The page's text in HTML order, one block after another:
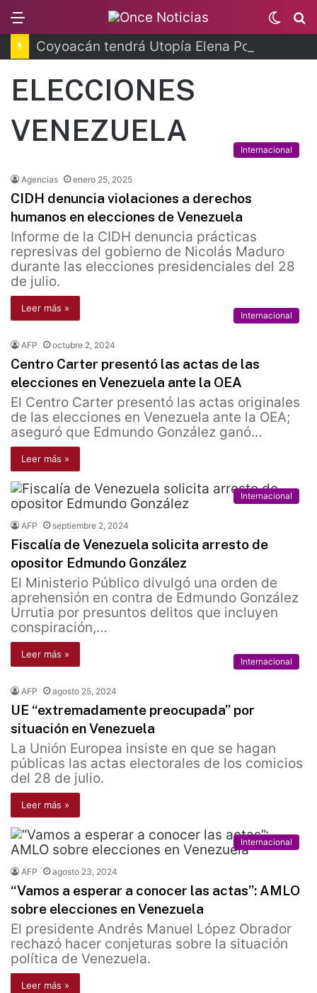
Switch
skin
ELECCIONES
VENEZUELA
Internacional
Agencias enero 25, 2025
CIDH denuncia violaciones a derechos
humanos en elecciones de Venezuela
Informe de la CIDH denuncia prácticas
represivas del gobierno de Nicolás Maduro
durante las elecciones presidenciales del 28
de julio.
Leer más »
Internacional
AFP octubre 2, 2024
Centro Carter presentó las actas de las
elecciones en Venezuela ante la OEA
El Centro Carter presentó las actas originales
de las elecciones en Venezuela ante la OEA;
aseguró que Edmundo González ganó…
Leer más »
Internacional
AFP septiembre 2, 2024
Fiscalía de Venezuela solicita arresto de
opositor Edmundo González
El Ministerio Público divulgó una orden de
aprehensión en contra de Edmundo González
Urrutia por presuntos delitos que incluyen
conspiración,…
Leer más »
Internacional
AFP agosto 25, 2024
UE “extremadamente preocupada” por
situación en Venezuela
La Unión Europea insiste en que se hagan
públicas las actas electorales de los comicios
del 28 de julio.
Leer más »
Internacional
AFP agosto 23, 2024
“Vamos a esperar a conocer las actas”: AMLO
sobre elecciones en Venezuela
El presidente Andrés Manuel López Obrador
rechazó hacer conjeturas sobre la situación
política de Venezuela.
Leer más »